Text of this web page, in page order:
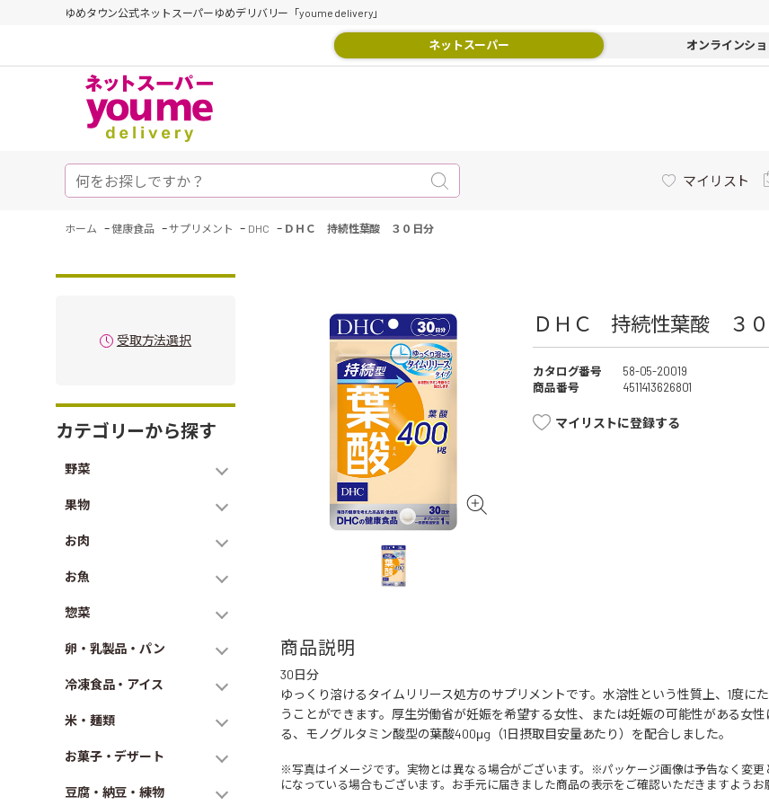
ゆめタウン公式ネットスーパーゆめデリバリー「youme delivery」
ネットスーパー オンラインシ
マイリスト
ホーム -健康食品 -サプリメント - DHC - ＤＨＣ 持続性葉酸 ３０日分
受取方法選択
カテゴリーから探す
野菜
果物
お肉
お魚
惣菜
卵・乳製品・パン
冷凍食品・アイス
米・麺類
お菓子・デザート
豆腐・納豆・練物
ＤＨＣ 持続性葉酸 ３０
カタログ番号
58-05-20019
商品番号
4511413626801
マイリストに登録する
商品説明
30日分
ゆっくり溶けるタイムリリース処方のサプリメントです。水溶性という性質上、1度
うことができます。厚生労働省が妊娠を希望する女性、または妊娠の可能性がある女
る、モノグルタミン酸型の葉酸400μg（1日摂取目安量あたり）を配合しました。
※写真はイメージです。実物とは異なる場合がございます。※パッケージ画像は予告なく変
になっている場合もございます。お手元に届きました商品の表示をご確認いただきますようお